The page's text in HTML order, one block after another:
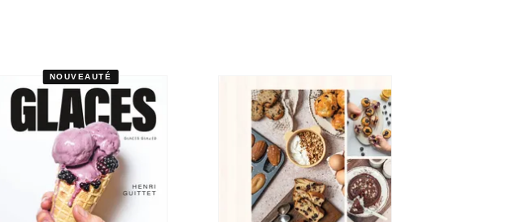
NOUVEAUTÉ